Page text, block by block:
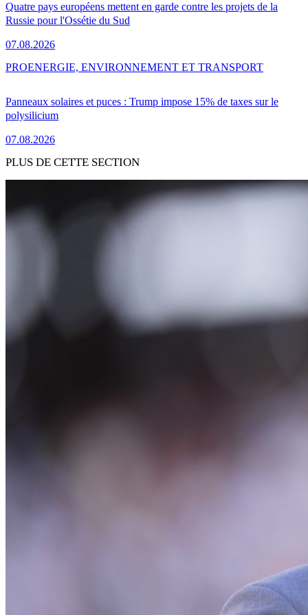
Quatre pays européens mettent en garde contre les projets de la
Russie pour l'Ossétie du Sud
07.08.2026
Panneaux solaires et puces : Trump impose 15% de taxes sur le
polysilicium
07.08.2026
PROENERGIE, ENVIRONNEMENT ET TRANSPORT
PLUS DE CETTE SECTION